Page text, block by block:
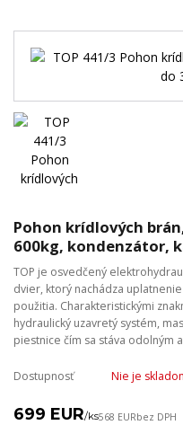
Pohon krídlových
600kg, kondenzátor,
TOP je osvedčený
dvier, ktorý nachádza
použitia. Charakteristickými
hydraulický uzavretý systém,
piestnice čím sa stáva odolným
Dostupnosť Nie je
699 EUR/ks568 EURbez DPH